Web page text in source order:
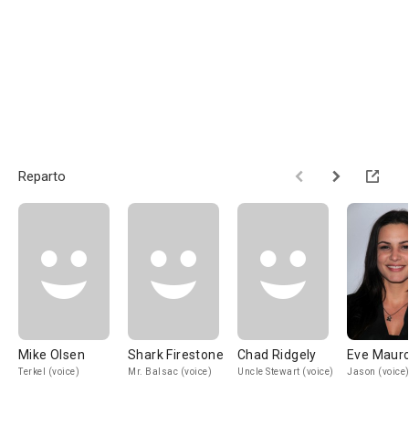
Reparto
Mike Olsen
Terkel (voice)
Shark Firestone
Mr. Balsac (voice)
Chad Ridgely
Uncle Stewart (voice)
Eve
Jason (voice)